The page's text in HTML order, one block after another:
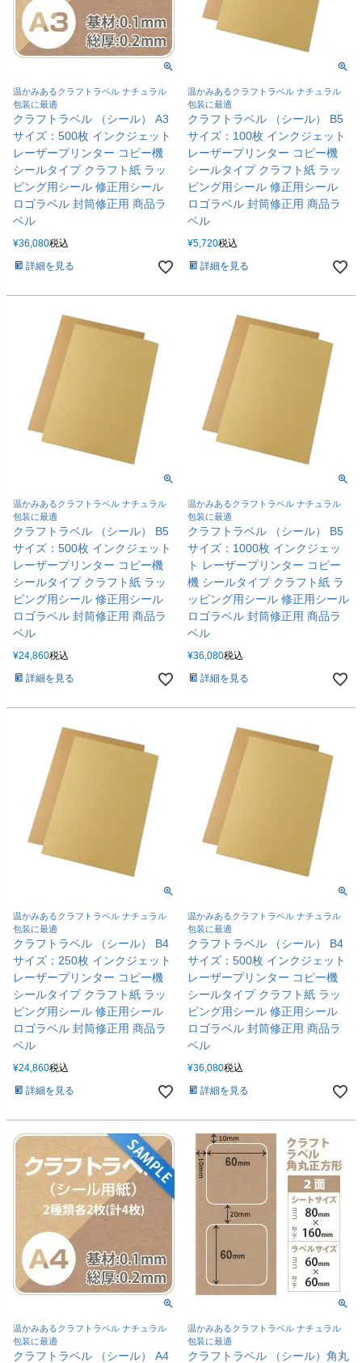
温かみあるクラフトラベル ナチュラル
包装に最適
クラフトラベル （シール） A3
サイズ：500枚 インクジェット
レーザープリンター コピー機
シールタイプ クラフト紙 ラッ
ピング用シール 修正用シール
ロゴラベル 封筒修正用 商品ラ
ベル
¥36,080税込
詳細を見る
温かみあるクラフトラベル ナチュラル
包装に最適
クラフトラベル （シール） B5
サイズ：100枚 インクジェット
レーザープリンター コピー機
シールタイプ クラフト紙 ラッ
ピング用シール 修正用シール
ロゴラベル 封筒修正用 商品ラ
ベル
¥5,720税込
詳細を見る
温かみあるクラフトラベル ナチュラル
包装に最適
クラフトラベル （シール） B5
サイズ：500枚 インクジェット
レーザープリンター コピー機
シールタイプ クラフト紙 ラッ
ピング用シール 修正用シール
ロゴラベル 封筒修正用 商品ラ
ベル
¥24,860税込
詳細を見る
温かみあるクラフトラベル ナチュラル
包装に最適
クラフトラベル （シール） B5
サイズ：1000枚 インクジェッ
ト レーザープリンター コピー
機 シールタイプ クラフト紙 ラ
ッピング用シール 修正用シール
ロゴラベル 封筒修正用 商品ラ
ベル
¥36,080税込
詳細を見る
温かみあるクラフトラベル ナチュラル
包装に最適
クラフトラベル （シール） B4
サイズ：250枚 インクジェット
レーザープリンター コピー機
シールタイプ クラフト紙 ラッ
ピング用シール 修正用シール
ロゴラベル 封筒修正用 商品ラ
ベル
¥24,860税込
詳細を見る
温かみあるクラフトラベル ナチュラル
包装に最適
クラフトラベル （シール） B4
サイズ：500枚 インクジェット
レーザープリンター コピー機
シールタイプ クラフト紙 ラッ
ピング用シール 修正用シール
ロゴラベル 封筒修正用 商品ラ
ベル
¥36,080税込
詳細を見る
温かみあるクラフトラベル ナチュラル
包装に最適
クラフトラベル （シール） A4
温かみあるクラフトラベル ナチュラル
包装に最適
クラフトラベル （シール）角丸